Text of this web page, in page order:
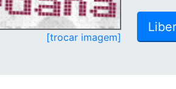
[trocar imagem]